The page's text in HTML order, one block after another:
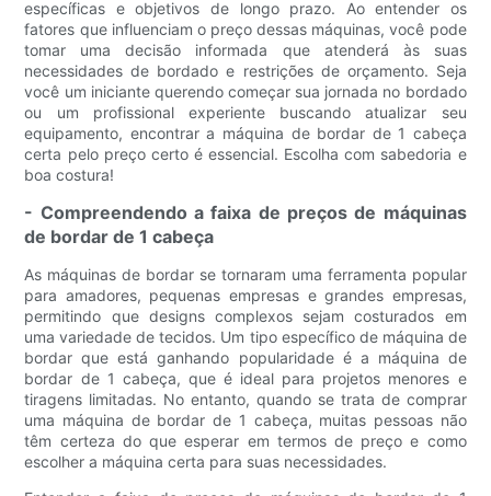
específicas e objetivos de longo prazo. Ao entender os
fatores que influenciam o preço dessas máquinas, você pode
tomar uma decisão informada que atenderá às suas
necessidades de bordado e restrições de orçamento. Seja
você um iniciante querendo começar sua jornada no bordado
ou um profissional experiente buscando atualizar seu
equipamento, encontrar a máquina de bordar de 1 cabeça
certa pelo preço certo é essencial. Escolha com sabedoria e
boa costura!
- Compreendendo a faixa de preços de máquinas
de bordar de 1 cabeça
As máquinas de bordar se tornaram uma ferramenta popular
para amadores, pequenas empresas e grandes empresas,
permitindo que designs complexos sejam costurados em
uma variedade de tecidos. Um tipo específico de máquina de
bordar que está ganhando popularidade é a máquina de
bordar de 1 cabeça, que é ideal para projetos menores e
tiragens limitadas. No entanto, quando se trata de comprar
uma máquina de bordar de 1 cabeça, muitas pessoas não
têm certeza do que esperar em termos de preço e como
escolher a máquina certa para suas necessidades.